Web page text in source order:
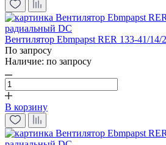
Вентилятор Ebmpapst RER 133-41/
По запросу
Наличие: по запросу
В корзину